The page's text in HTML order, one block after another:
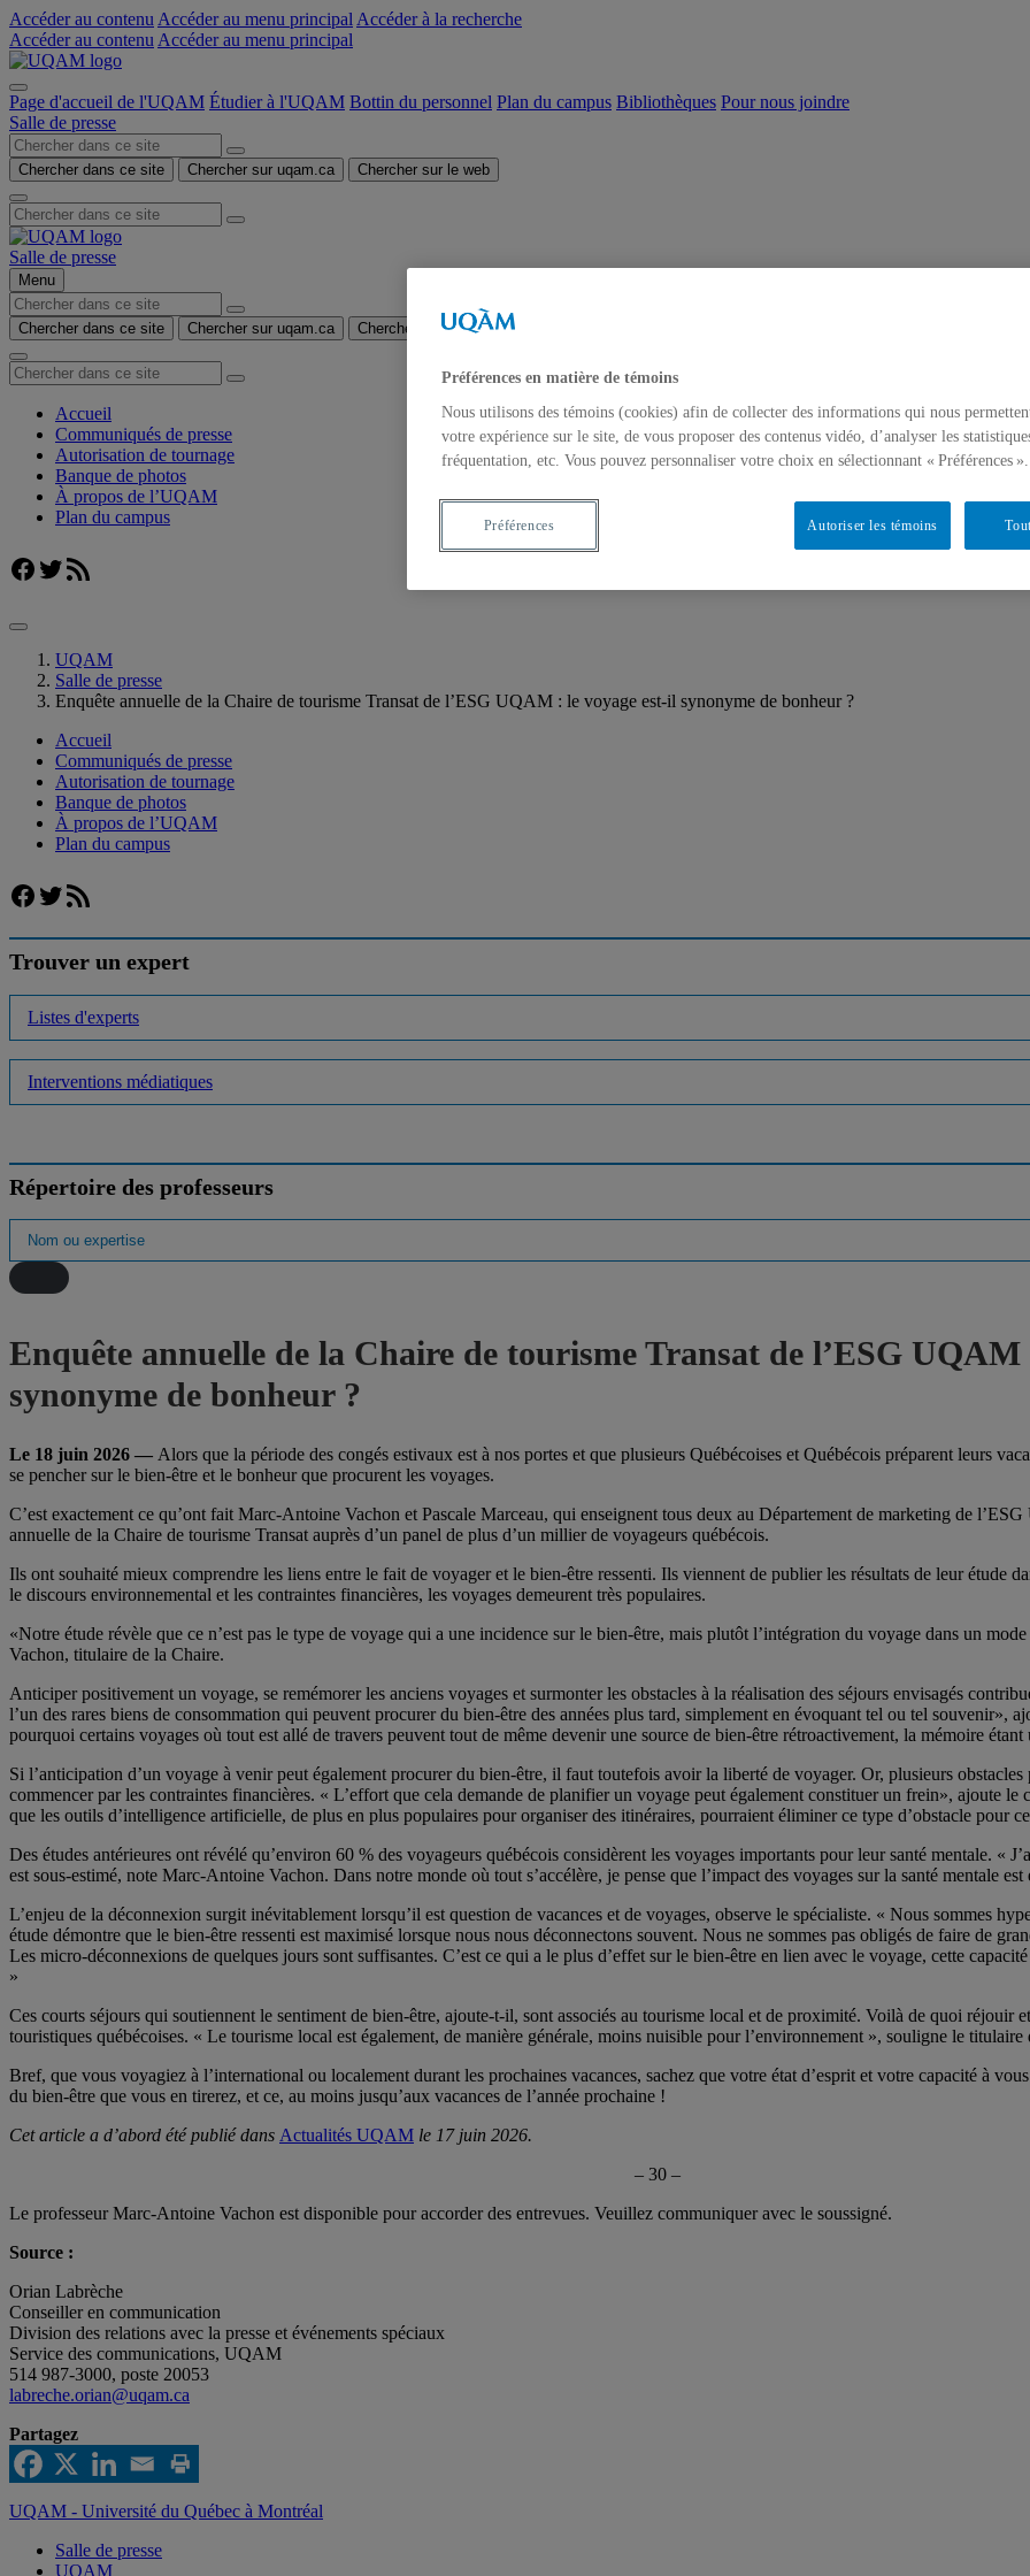
Accéder au contenu Accéder au menu principal Accéder à la recherche
Accéder au contenu Accéder au menu principal
Page d'accueil de l'UQAM Étudier à l'UQAM Bottin du personnel Plan du campus Bibliothèques Pour nous joindre
Salle de presse
Chercher dans ce site Chercher sur uqam.ca Chercher sur le web
Salle de presse
Menu
Chercher dans ce site Chercher sur uqam.ca Chercher sur le web
Accueil
Communiqués de presse
Autorisation de tournage
Banque de photos
À propos de l’UQAM
Plan du campus
Facebook
Twitter
Flux RSS
UQAM
Salle de presse
Enquête annuelle de la Chaire de tourisme Transat de l’ESG UQAM : le voyage est-il synonyme de bonheur ?
Accueil
Communiqués de presse
Autorisation de tournage
Banque de photos
À propos de l’UQAM
Plan du campus
Facebook
Twitter
Flux RSS
Trouver un expert
Listes d'experts
Interventions médiatiques
Répertoire des professeurs
Enquête annuelle de la Chaire de tourisme Transat de l’ESG UQAM
synonyme de bonheur ?
Le 18 juin 2026 — Alors que la période des congés estivaux est à nos portes et que plusieurs Québécoises et Québécois préparent leurs
se pencher sur le bien-être et le bonheur que procurent les voyages.
C’est exactement ce qu’ont fait Marc-Antoine Vachon et Pascale Marceau, qui enseignent tous deux au Département de marketing de
annuelle de la Chaire de tourisme Transat auprès d’un panel de plus d’un millier de voyageurs québécois.
Ils ont souhaité mieux comprendre les liens entre le fait de voyager et le bien-être ressenti. Ils viennent de publier les résultats de leur étude
le discours environnemental et les contraintes financières, les voyages demeurent très populaires.
«Notre étude révèle que ce n’est pas le type de voyage qui a une incidence sur le bien-être, mais plutôt l’intégration du voyage dans un
Vachon, titulaire de la Chaire.
Anticiper positivement un voyage, se remémorer les anciens voyages et surmonter les obstacles à la réalisation des séjours envisagés
l’un des rares biens de consommation qui peuvent procurer du bien-être des années plus tard, simplement en évoquant tel ou tel souvenir»,
pourquoi certains voyages où tout est allé de travers peuvent tout de même devenir une source de bien-être rétroactivement, la mémoire
Si l’anticipation d’un voyage à venir peut également procurer du bien-être, il faut toutefois avoir la liberté de voyager. Or, plusieurs obstacles
commencer par les contraintes financières. « L’effort que cela demande de planifier un voyage peut également constituer un frein», ajoute le
que les outils d’intelligence artificielle, de plus en plus populaires pour organiser des itinéraires, pourraient éliminer ce type d’obstacle pour
Des études antérieures ont révélé qu’environ 60 % des voyageurs québécois considèrent les voyages importants pour leur santé mentale. «
est sous-estimé, note Marc-Antoine Vachon. Dans notre monde où tout s’accélère, je pense que l’impact des voyages sur la santé mentale
L’enjeu de la déconnexion surgit inévitablement lorsqu’il est question de vacances et de voyages, observe le spécialiste. « Nous sommes
étude démontre que le bien-être ressenti est maximisé lorsque nous nous déconnectons souvent. Nous ne sommes pas obligés de faire de
Les micro-déconnexions de quelques jours sont suffisantes. C’est ce qui a le plus d’effet sur le bien-être en lien avec le voyage, cette
»
Ces courts séjours qui soutiennent le sentiment de bien-être, ajoute-t-il, sont associés au tourisme local et de proximité. Voilà de quoi réjouir
touristiques québécoises. « Le tourisme local est également, de manière générale, moins nuisible pour l’environnement », souligne le titulaire
Bref, que vous voyagiez à l’international ou localement durant les prochaines vacances, sachez que votre état d’esprit et votre capacité à
du bien-être que vous en tirerez, et ce, au moins jusqu’aux vacances de l’année prochaine !
Cet article a d’abord été publié dans Actualités UQAM le 17 juin 2026.
– 30 –
Le professeur Marc-Antoine Vachon est disponible pour accorder des entrevues. Veuillez communiquer avec le soussigné.
Source :
Orian Labrèche
Conseiller en communication
Division des relations avec la presse et événements spéciaux
Service des communications, UQAM
514 987-3000, poste 20053
labreche.orian@uqam.ca
Partagez
UQAM - Université du Québec à Montréal
Salle de presse
UQAM
Préférences en matière de témoins
Nous utilisons des témoins (cookies) afin de collecter des informations qui nous
votre expérience sur le site, de vous proposer des contenus vidéo, d’analyser les
fréquentation, etc. Vous pouvez personnaliser votre choix en sélectionnant « Préférences ».
Autoriser les témoins
Préférences